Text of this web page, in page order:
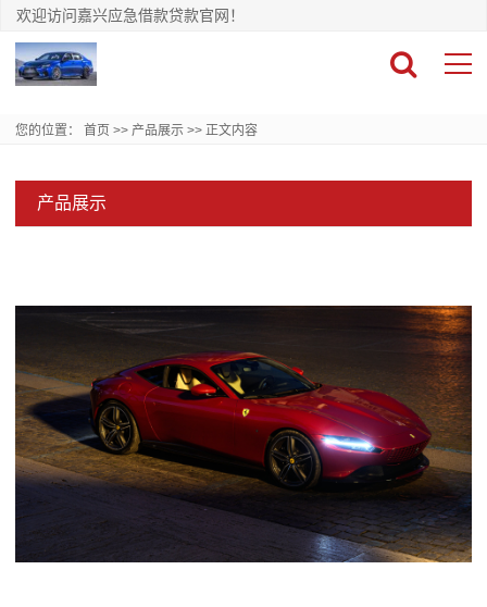
欢迎访问嘉兴应急借款贷款官网！
您的位置： 首页 >> 产品展示 >> 正文内容
产品展示